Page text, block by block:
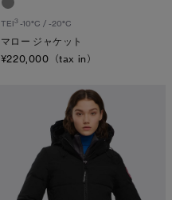
TEI3-10°C / -20°C
マロー ジャケット
¥220,000（tax in）